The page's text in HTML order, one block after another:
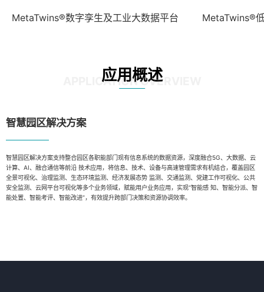
MetaTwins®数字孪生及工业大数据平台 MetaTwins®
应用概述
APPLICATION OVERVIEW
智慧园区解决方案
智慧园区解决方案支持整合园区各职能部门现有信息系统的数据资源，深度融合5G、大数据、云
计算、AI、融合通信等前沿 技术应用，将信息、技术、设备与高速管理需求有机结合，覆盖园区
全景可视化、治理监测、生态环境监测、经济发展态势 监测、交通监测、党建工作可视化、公共
安全监测、云网平台可视化等多个业务领域，赋能用户业务应用，实现“智能感 知、智能分派、智
能处置、智能考评、智能改进”，有效提升跨部门决策和资源协调效率。